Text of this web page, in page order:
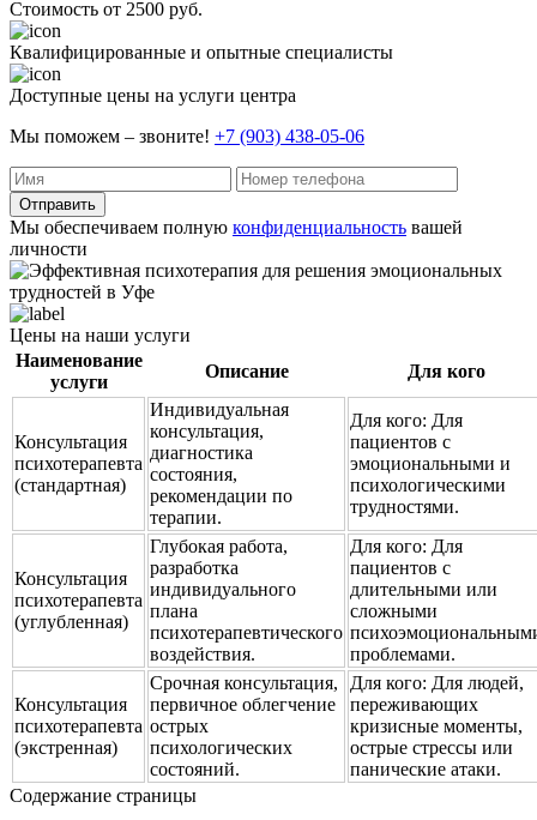
Стоимость от 2500 руб.
Квалифицированные и опытные специалисты
Доступные цены на услуги центра
Мы поможем – звоните! +7 (903) 438-05-06
Отправить
Мы обеспечиваем полную конфиденциальность вашей
личности
Цены на наши услуги
Наименование
услуги
Описание Для кого
Консультация
психотерапевта
(стандартная)
Индивидуальная
консультация,
диагностика
состояния,
рекомендации по
терапии.
Для кого: Для
пациентов с
эмоциональными и
психологическими
трудностями.
Консультация
психотерапевта
(углубленная)
Глубокая работа,
разработка
индивидуального
плана
психотерапевтического
воздействия.
Для кого: Для
пациентов с
длительными или
сложными
проблемами.
Консультация
психотерапевта
(экстренная)
Срочная консультация,
первичное облегчение
острых
психологических
состояний.
Для кого: Для людей,
переживающих
кризисные моменты,
острые стрессы или
панические атаки.
Содержание страницы